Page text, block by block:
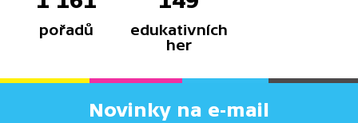
pořadů
edukativních
her
Novinky na e-mail